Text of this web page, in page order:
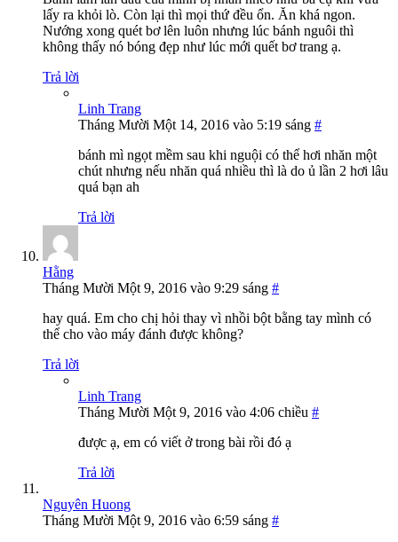
lấy ra khỏi lò. Còn lại thì mọi thứ đều ổn. Ăn khá ngon.
Nướng xong quét bơ lên luôn nhưng lúc bánh nguôi thì
không thấy nó bóng đẹp như lúc mới quết bơ trang ạ.
Trả lời
Linh Trang
Tháng Mười Một 14, 2016 vào 5:19 sáng #
bánh mì ngọt mềm sau khi nguội có thể hơi nhăn một
chút nhưng nếu nhăn quá nhiều thì là do ủ lần 2 hơi lâu
quá bạn ah
Trả lời
Hằng
Tháng Mười Một 9, 2016 vào 9:29 sáng #
hay quá. Em cho chị hỏi thay vì nhồi bột bằng tay mình có
thể cho vào máy đánh được không?
Trả lời
Linh Trang
Tháng Mười Một 9, 2016 vào 4:06 chiều #
được ạ, em có viết ở trong bài rồi đó ạ
Trả lời
Nguyên Huong
Tháng Mười Một 9, 2016 vào 6:59 sáng #